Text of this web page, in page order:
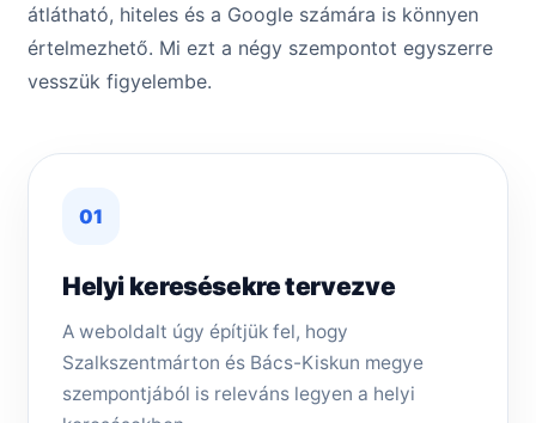
átlátható, hiteles és a Google számára is könnyen
értelmezhető. Mi ezt a négy szempontot egyszerre
vesszük figyelembe.
01
Helyi keresésekre tervezve
A weboldalt úgy építjük fel, hogy
Szalkszentmárton és Bács-Kiskun megye
szempontjából is releváns legyen a helyi